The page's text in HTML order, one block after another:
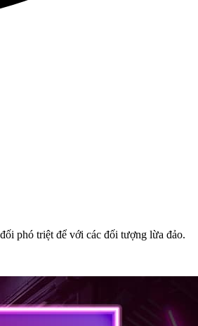
phó triệt để với các đối tượng lừa đảo.